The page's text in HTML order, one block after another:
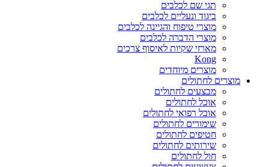
תגי שם לכלבים
ביגוד ונעליים לכלבים
מוצרי טיפוח והגיינה לכלבים
מוצרי הדברה לכלבים
מארזי שקיות לאיסוף צרכים
Kong
מוצרים מיוחדים
מוצרים לחתולים
מבצעים לחתולים
אוכל לחתולים
אוכל רפואי לחתולים
שימורים לחתולים
חטיפים לחתולים
שירותים לחתולים
חול לחתולים